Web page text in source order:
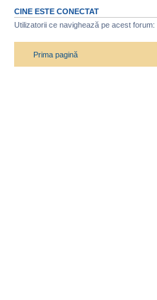
CINE ESTE CONECTAT
Utilizatorii ce navighează pe acest
Prima pagină